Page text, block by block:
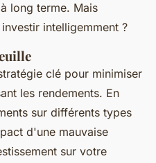
long terme. Mais
intelligemment ?
clé pour minimiser
les rendements. En
sur différents types
d'une mauvaise
sur votre